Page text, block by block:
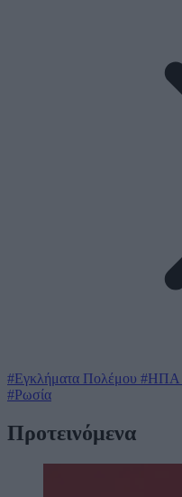
#Εγκλήματα Πολέμου #ΗΠΑ
#Ρωσία
Προτεινόμενα